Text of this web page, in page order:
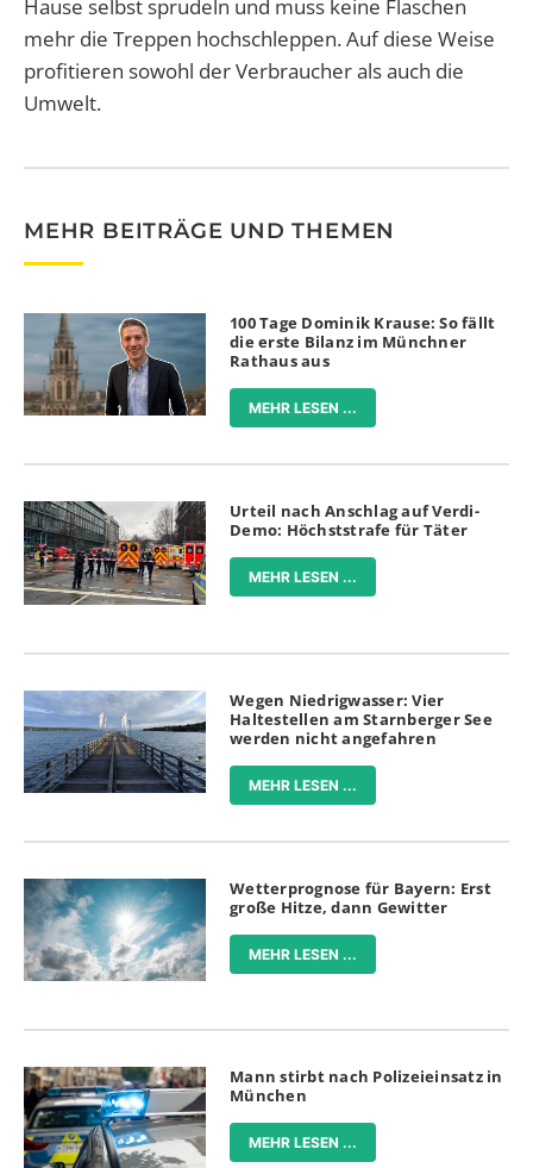
Hause selbst sprudeln und muss keine Flaschen
mehr die Treppen hochschleppen. Auf diese Weise
profitieren sowohl der Verbraucher als auch die
Umwelt.
MEHR BEITRÄGE UND THEMEN
100 Tage Dominik Krause: So fällt
die erste Bilanz im Münchner
Rathaus aus
MEHR LESEN ...
Urteil nach Anschlag auf Verdi-
Demo: Höchststrafe für Täter
MEHR LESEN ...
Wegen Niedrigwasser: Vier
Haltestellen am Starnberger See
werden nicht angefahren
MEHR LESEN ...
Wetterprognose für Bayern: Erst
große Hitze, dann Gewitter
MEHR LESEN ...
Mann stirbt nach Polizeieinsatz in
München
MEHR LESEN ...